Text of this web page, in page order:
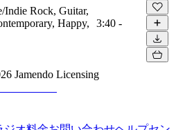
Indie Rock, Guitar,
Happy,
3:40 -
Jamendo Licensing